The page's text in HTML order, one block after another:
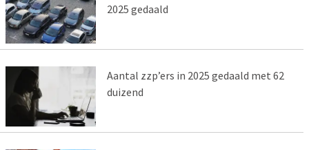
2025 gedaald
Aantal zzp’ers in 2025 gedaald met 62
duizend